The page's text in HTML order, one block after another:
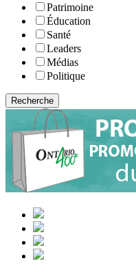
Patrimoine
Éducation
Santé
Leaders
Médias
Politique